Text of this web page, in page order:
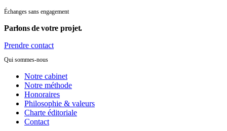
Échanges sans engagement
Parlons de votre projet.
Prendre contact
Qui sommes-nous
Notre cabinet
Notre méthode
Honoraires
Philosophie & valeurs
Charte éditoriale
Contact